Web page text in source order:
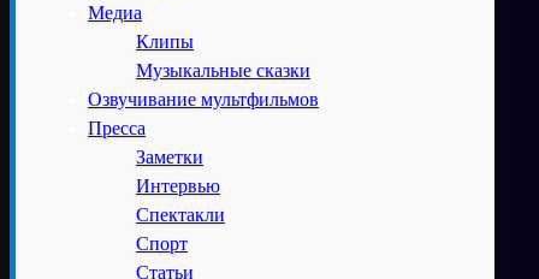
Медиа
Клипы
Музыкальные сказки
Озвучивание мультфильмов
Пресса
Заметки
Интервью
Спектакли
Спорт
Статьи